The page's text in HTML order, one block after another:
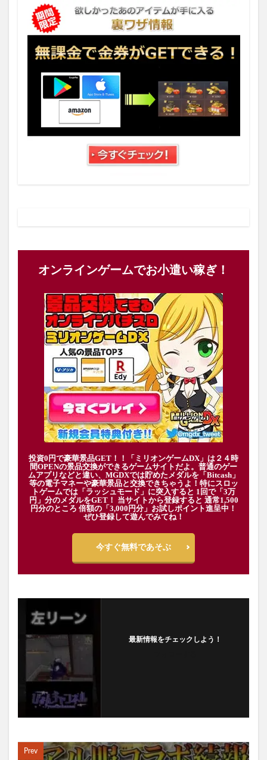
オンラインゲームでお小遣い稼ぎ！
投資0円で豪華景品GET！！「ミリオンゲームDX」は２４時
間OPENの景品交換ができるゲームサイトだよ。普通のゲー
ムアプリなどと違い、MGDXでは貯めたメダルを「Bitcash」
等の電子マネーや豪華景品と交換できちゃうよ！特にスロッ
トゲームでは「ラッシュモード」に突入すると 1回で「3万
円」分のメダルをGET！ 当サイトから登録すると 通常1,500
円分のところ 倍額の「3,000円分」お試しポイント進呈中！
ぜひ登録して遊んでみてね！
今すぐ無料であそぶ
最新情報をチェックしよう！
Prev